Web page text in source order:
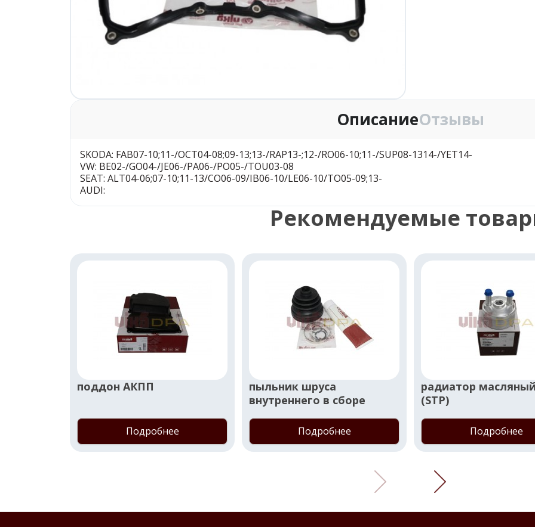
ОписаниеОтзывы
SKODA: FAB07-10;11-/OCT04-08;09-13;13-/RAP13-;12-/RO06-10;11-/SUP08-1314-/YET14-
VW: BE02-/GO04-/JE06-/PA06-/PO05-/TOU03-08
SEAT: ALT04-06;07-10;11-13/CO06-09/IB06-10/LE06-10/TO05-09;13-
AUDI:
Рекомендуемые
поддон АКПП
Подробнее
пыльник шруса
внутреннего в сборе
Подробнее
радиатор
(STP)
Подробнее